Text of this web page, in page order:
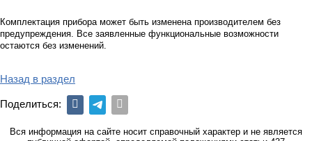
Комплектация прибора может быть изменена производителем без
предупреждения. Все заявленные функциональные возможности
остаются без изменений.
Назад в раздел
Поделиться:
Вся информация на сайте носит справочный характер и не является